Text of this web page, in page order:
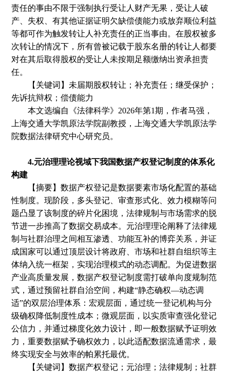
责任的事由不限于强制执行受让人财产无果，受让人破
产、失权、有其他证据证明欠缺偿债能力或放弃顺位利益
等都可作为触发转让人补充责任的正当事由。在股权被多
次转让的情况下，所有曾被记载于股东名册的转让人都要
对在其后取得股权的受让人未按期足额缴纳出资承担责
任。
【关键词】未届期股权转让；补充责任；继受保护；
先诉抗辩权；偿债能力
本文选编自
《法律科学》 2026年第1期 ，作者马强，
上海交通大学凯原法学院副教授，上海交通大学凯原法学
院数据法律研究中心研究员。
4.元治理理论视域下我国数据产权登记制度的体系化
构建
【摘要】数据产权登记是数据要素市场化配置的基础
性制度。现阶段，多头登记、审查形式化、效力模糊等问
题凸显了该制度的碎片化困境，法律规制与市场需求的脱
节进一步推高了数据交易成本。元治理理论阐释了法律规
制与社群治理之间相互渗透、功能互补的博弈关系，并证
成国家可以通过顶层设计将政府、市场和社群自组织等主
体纳入统一框架，实现治理模式的动态调配。为促进数据
产业高质量发展，数据产权登记制度需打破单向度规制范
式，通过预留社群自治空间，构建“静态确权—动态调
适”的双层治理体系：宏观层面，通过统一登记机构与分
级确权降低制度性成本；微观层面，以实质审查强化登记
公信力，并通过梯度化效力设计，即一般数据赋予证明效
力，重要数据赋予确权效力，以此适配数据流通需求，最
终实现安全与效率的帕累托最优。
【关键词】数据产权登记；元治理；法律规制；社群